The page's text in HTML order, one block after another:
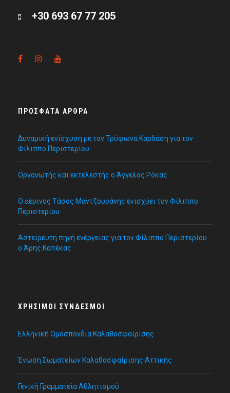
+30 693 67 77 205
ΠΡΌΣΦΑΤΑ ΆΡΘΡΑ
Δυναμική ενίσχυση με τον Τρύφωνα Καρδάση για τον
Φίλιππο Περιστερίου
Οργανωτής και εκτελεστής ο Άγγελος Ρόκας
Ο αέρινος Τάσος Μαντζουράνης ενισχύει τον Φίλιππο
Περιστερίου
Αστείρευτη πηγή ενέργειας για τον Φίλιππο Περιστερίου
ο Άρης Καπέκας
ΧΡΉΣΙΜΟΙ ΣΎΝΔΕΣΜΟΙ
Ελληνική Ομοσπονδία Καλαθοσφαίρισης
Ένωση Σωματείων Καλαθοσφαίρισης Αττικής
Γενική Γραμματεία Αθλητισμού